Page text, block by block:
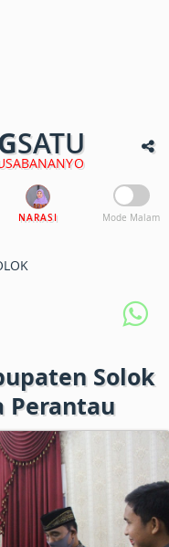
SATU
NARASI Mode Malam
Solok
Perantau